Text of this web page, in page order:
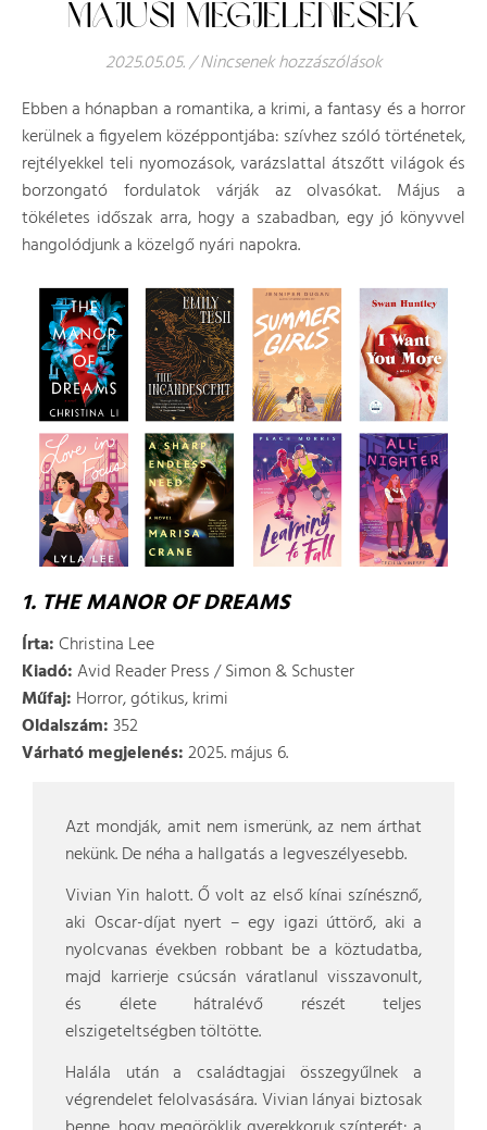
MÁJUSI MEGJELENÉSEK
2025.05.05./Nincsenek hozzászólások
Ebben a hónapban a romantika, a krimi, a fantasy és a horror
kerülnek a figyelem középpontjába: szívhez szóló történetek,
rejtélyekkel teli nyomozások, varázslattal átszőtt világok és
borzongató fordulatok várják az olvasókat. Május a
tökéletes időszak arra, hogy a szabadban, egy jó könyvvel
hangolódjunk a közelgő nyári napokra.
1. THE MANOR OF DREAMS
Írta:Christina Lee
Kiadó:Avid Reader Press / Simon & Schuster
Műfaj: Horror, gótikus, krimi
Oldalszám:352
Várható megjelenés:2025. május 6.
Azt mondják, amit nem ismerünk, az nem árthat
nekünk. De néha a hallgatás a legveszélyesebb.
Vivian Yin halott. Ő volt az első kínai színésznő,
aki Oscar-díjat nyert – egy igazi úttörő, aki a
nyolcvanas években robbant be a köztudatba,
majd karrierje csúcsán váratlanul visszavonult,
és élete hátralévő részét teljes
elszigeteltségben töltötte.
Halála után a családtagjai összegyűlnek a
végrendelet felolvasására. Vivian lányai biztosak